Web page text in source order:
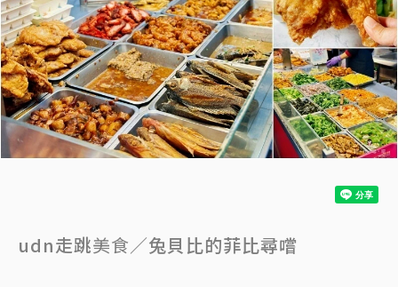
udn走跳美食／兔貝比的菲比尋嚐